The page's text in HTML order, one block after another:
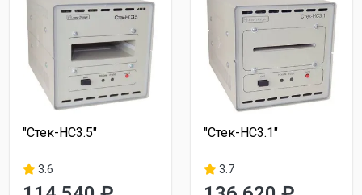
"Стек-НС3.5"
3.6
"Стек-НС3.1"
3.7